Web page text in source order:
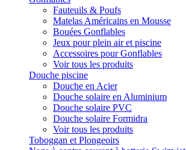
Fauteuils & Poufs
Matelas Américains en Mousse
Bouées Gonflables
Jeux pour plein air et piscine
Accessoires pour Gonflables
Voir tous les produits
Douche piscine
Douche en Acier
Douche solaire en Aluminium
Douche solaire PVC
Douche solaire Formidra
Voir tous les produits
Toboggan et Plongeoirs